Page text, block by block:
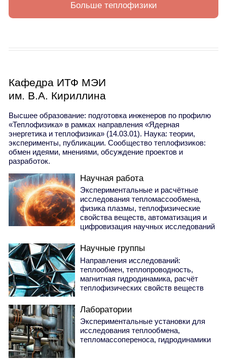
Больше теплофизики
Кафедра ИТФ МЭИ
им. В.А. Кириллина
Высшее образование: подготовка инженеров по профилю
«Теплофизика» в рамках направления «Ядерная
энергетика и теплофизика» (14.03.01). Наука: теории,
эксперименты, публикации. Сообщество теплофизиков:
обмен идеями, мнениями, обсуждение проектов и
разработок.
Научная работа
Экспериментальные и расчётные
исследования тепломассообмена,
физика плазмы, теплофизические
свойства веществ, автоматизация и
цифровизация научных исследований
Научные группы
Направления исследований:
теплообмен, теплопроводность,
магнитная гидродинамика, расчёт
теплофизических свойств веществ
Лаборатории
Экспериментальные установки для
исследования теплообмена,
тепломассопереноса, гидродинамики